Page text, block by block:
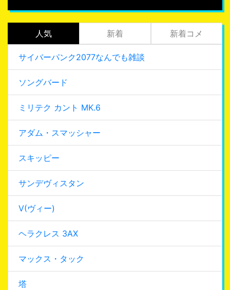
人気 新着 新着コメ
サイバーパンク2077なんでも雑談
ソングバード
ミリテク カント MK.6
アダム・スマッシャー
スキッピー
サンデヴィスタン
V(ヴィー)
ヘラクレス 3AX
マックス・タック
塔